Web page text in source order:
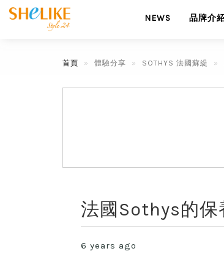
NEWS 品牌介
首頁 體驗分享 SOTHYS 法國蘇緹
法國Sothys的保
6 years ago